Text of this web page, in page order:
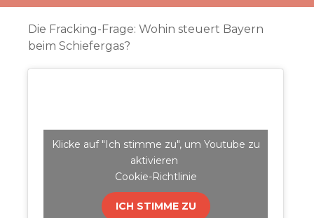
Die Fracking-Frage: Wohin steuert Bayern
beim Schiefergas?
Klicke auf "Ich stimme zu", um Youtube zu
aktivieren
Cookie-Richtlinie
ICH STIMME ZU